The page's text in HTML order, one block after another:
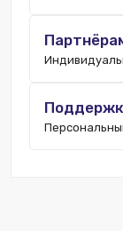
Нижний